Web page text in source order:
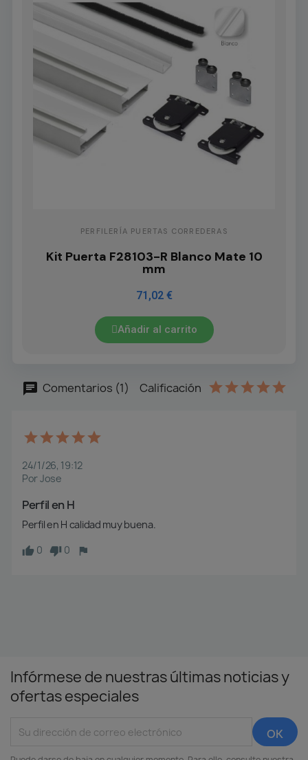
PERFILERÍA PUERTAS CORREDERAS
Kit Puerta F28103-R Blanco Mate 10
mm
71,02 €
Añadir al carrito
Comentarios (1) Calificación
24/1/26, 19:12
Por Jose
Perfil en H
Perfil en H calidad muy buena.
0
0
Infórmese de nuestras últimas noticias y
ofertas especiales